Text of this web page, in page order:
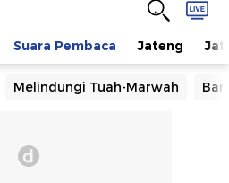
Suara Pembaca Jateng
Melindungi Tuah-Marwah